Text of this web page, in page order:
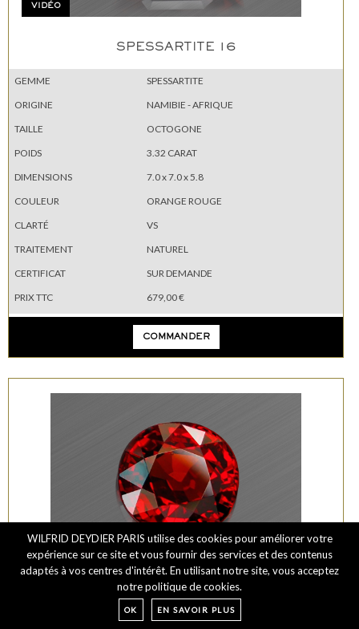
VIDÉO
SPESSARTITE 16
GEMME
SPESSARTITE
ORIGINE
NAMIBIE - AFRIQUE
TAILLE
OCTOGONE
POIDS
3.32 CARAT
DIMENSIONS
7.0 x 7.0 x 5.8
COULEUR
ORANGE ROUGE
CLARTÉ
VS
TRAITEMENT
NATUREL
CERTIFICAT
SUR DEMANDE
PRIX TTC
679,00 €
COMMANDER
VIDÉO
SPESSARTITE 17
WILFRID DEYDIER PARIS utilise des cookies pour améliorer votre
expérience sur ce site et vous fournir des services et des contenus
adaptés à vos centres d'intérêt. En utilisant notre site, vous acceptez
notre politique de cookies.
OK EN SAVOIR PLUS